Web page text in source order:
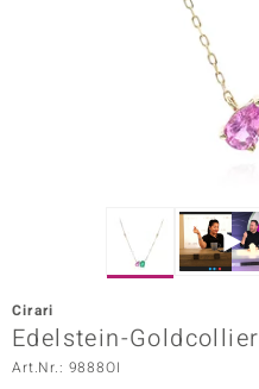
Vogue
Cirari
Edelstein-Goldcollier
Art.Nr.: 9888OI